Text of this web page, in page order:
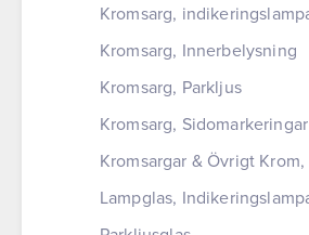
Kromsarg,
Kromsarg, Innerbelysning
Kromsarg, Parkljus
Kromsarg, Sidomarkeringar
Kromsargar & Övrigt
Lampglas,